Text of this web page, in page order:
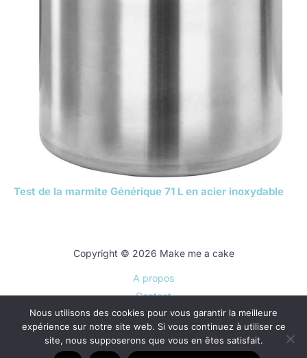
Test de la marmite Générique 71 L en acier inoxydable
Copyright © 2026 Make me a cake
A propos
Contact
Plan du site
Mentions légales
Politique de confidentialité
Nous utilisons des cookies pour vous garantir la meilleure
expérience sur notre site web. Si vous continuez à utiliser ce
site, nous supposerons que vous en êtes satisfait.